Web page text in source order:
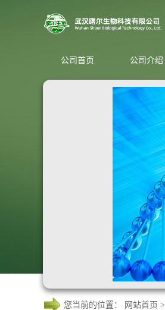
公司首页 公司介绍
您当前的位置： 网站首页 >